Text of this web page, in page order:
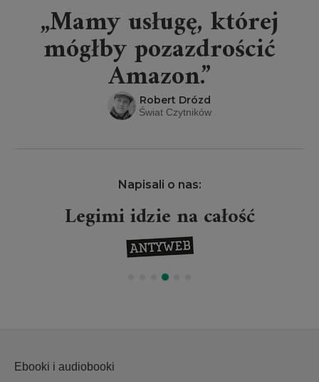
„Mamy usługę, której
mógłby pozazdrościć
Amazon.”
Robert Drózd
Świat Czytników
Napisali o nas:
Legimi idzie na całość
Ebooki i audiobooki